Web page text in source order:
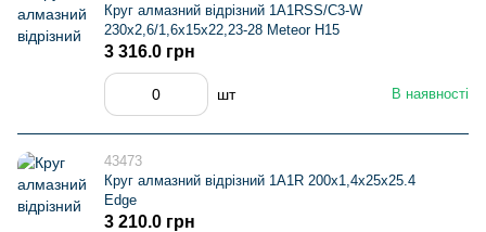
Круг алмазний вiдрiзний 1A1RSS/C3-W
230x2,6/1,6x15x22,23-28 Meteor H15
В наявності
3 316.0 грн
шт
43473
Круг алмазний вiдрiзний 1A1R 200x1,4x25x25.4
Edge
3 210.0 грн